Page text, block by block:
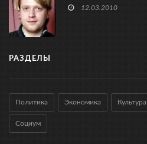
12.03.2010
РАЗДЕЛЫ
Политика Экономика Культура
Социум